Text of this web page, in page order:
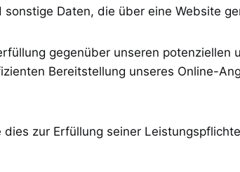
Daten, die über eine Website
gegenüber unseren
Bereitstellung unseres Online-
zur Erfüllung seiner